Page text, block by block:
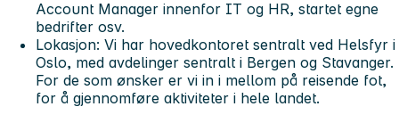
Account Manager innenfor IT og HR, startet egne
bedrifter osv.
Lokasjon: Vi har hovedkontoret sentralt ved Helsfyr i
Oslo, med avdelinger sentralt i Bergen og Stavanger.
For de som ønsker er vi in i mellom på reisende fot,
for å gjennomføre aktiviteter i hele landet.